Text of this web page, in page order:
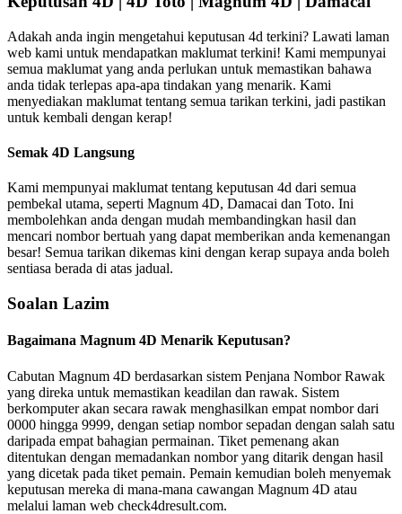
Adakah anda ingin mengetahui keputusan 4d terkini? Lawati laman
web kami untuk mendapatkan maklumat terkini! Kami mempunyai
semua maklumat yang anda perlukan untuk memastikan bahawa
anda tidak terlepas apa-apa tindakan yang menarik. Kami
menyediakan maklumat tentang semua tarikan terkini, jadi pastikan
untuk kembali dengan kerap!
Semak 4D Langsung
Kami mempunyai maklumat tentang keputusan 4d dari semua
pembekal utama, seperti Magnum 4D, Damacai dan Toto. Ini
membolehkan anda dengan mudah membandingkan hasil dan
mencari nombor bertuah yang dapat memberikan anda kemenangan
besar! Semua tarikan dikemas kini dengan kerap supaya anda boleh
sentiasa berada di atas jadual.
Soalan Lazim
Bagaimana Magnum 4D Menarik Keputusan?
Cabutan Magnum 4D berdasarkan sistem Penjana Nombor Rawak
yang direka untuk memastikan keadilan dan rawak. Sistem
berkomputer akan secara rawak menghasilkan empat nombor dari
0000 hingga 9999, dengan setiap nombor sepadan dengan salah satu
daripada empat bahagian permainan. Tiket pemenang akan
ditentukan dengan memadankan nombor yang ditarik dengan hasil
yang dicetak pada tiket pemain. Pemain kemudian boleh menyemak
keputusan mereka di mana-mana cawangan Magnum 4D atau
melalui laman web check4dresult.com.